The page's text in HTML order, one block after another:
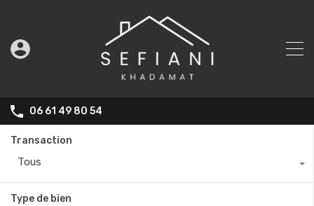
06 61 49 80 54
Transaction
Tous
Type de bien